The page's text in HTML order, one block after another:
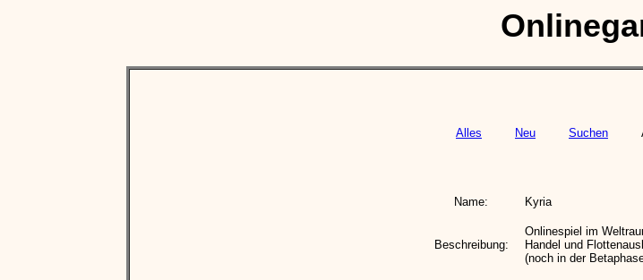
Alles Neu Suchen
Name: Kyria
Beschreibung:
Onlinespiel im
Handel und
(noch in der